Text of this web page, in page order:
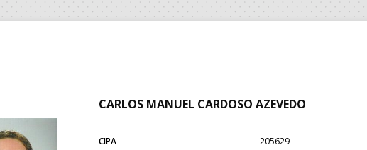
CARLOS MANUEL CARDOSO AZEVEDO
CIPA
205629